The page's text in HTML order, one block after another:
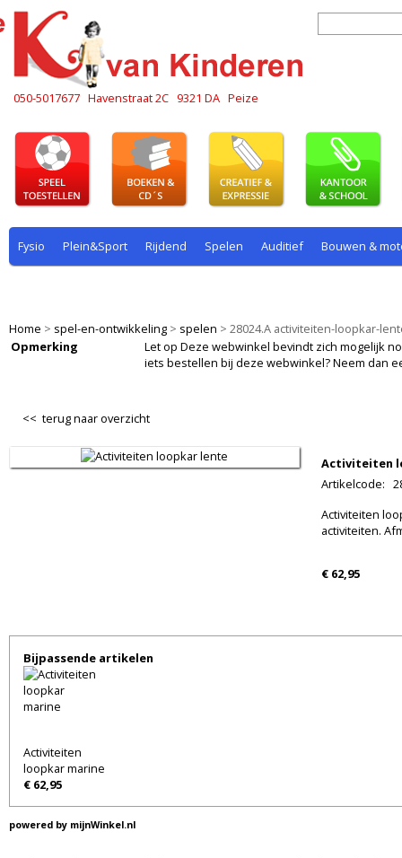
050-5017677 Havenstraat 2C 9321 DA Peize
Fysio Plein&Sport Rijdend Spelen Auditief Bouwen &
Home > spel-en-ontwikkeling > spelen > 28024.A activiteiten-loopkar-
Opmerking
Let op Deze webwinkel bevindt zich mogelijk
iets bestellen bij deze webwinkel? Neem dan
<< terug naar overzicht
Activiteiten
Artikelcode:
Activiteiten
activiteiten.
€ 62,95
Bijpassende artikelen
Activiteiten
loopkar marine
€ 62,95
powered by mijnWinkel.nl